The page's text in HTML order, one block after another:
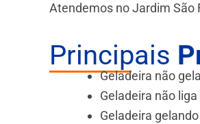
Atendemos no Jardim São
Principais
Geladeira não gela
Geladeira não liga
Geladeira